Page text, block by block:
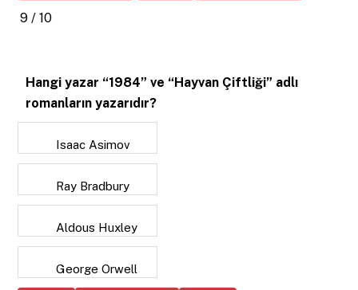
9 / 10
Hangi yazar “1984” ve “Hayvan Çiftliği” adlı
romanların yazarıdır?
Isaac Asimov
Ray Bradbury
Aldous Huxley
George Orwell